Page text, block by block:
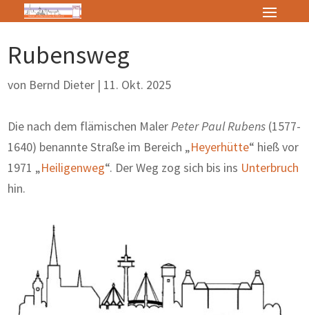
Rubensweg
von Bernd Dieter | 11. Okt. 2025
Die nach dem flämischen MalerPeter Paul Rubens (1577-
1640) benannte Straße im Bereich „Heyerhütte“ hieß vor
1971 „Heiligenweg“. Der Weg zog sich bis ins Unterbruch
hin.